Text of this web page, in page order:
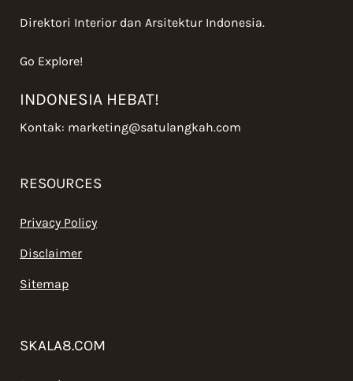
Direktori Interior dan Arsitektur Indonesia.
Go Explore!
INDONESIA HEBAT!
Kontak: marketing@satulangkah.com
RESOURCES
Privacy Policy
Disclaimer
Sitemap
SKALA8.COM